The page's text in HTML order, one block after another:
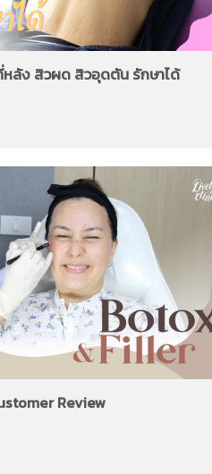
ลัง สิวผด สิวอุดตัน รักษาได้
Review